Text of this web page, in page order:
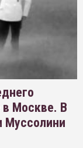
в Москве. В
Муссолини